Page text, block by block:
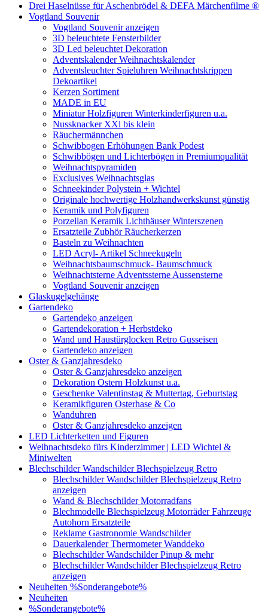
Drei Haselnüsse für Aschenbrödel & DEFA Märchenfilme ®
Vogtland Souvenir
Vogtland Souvenir anzeigen
3D beleuchtete Fensterbilder
3D Led beleuchtet Dekoration
Adventskalender Weihnachtskalender
Adventsleuchter Spieluhren Weihnachtskrippen
Dekoartikel
Kerzen Sortiment
MADE in EU
Miniatur Holzfiguren Winterkinderfiguren u.a.
Nussknacker XXl bis klein
Räuchermännchen
Schwibbogen Erhöhungen Bank Podest
Schwibbögen und Lichterbögen in Premiumqualität
Weihnachtspyramiden
Exclusives Weihnachtsglas
Schneekinder Polystein + Wichtel
Originale hochwertige Holzhandwerkskunst günstig
Keramik und Polyfiguren
Porzellan Keramik Lichthäuser Winterszenen
Ersatzteile Zubhör Räucherkerzen
Basteln zu Weihnachten
LED Acryl- Artikel Schneekugeln
Weihnachtsbaumschmuck- Baumschmuck
Weihnachtsterne Adventssterne Aussensterne
Vogtland Souvenir anzeigen
Glaskugelgehänge
Gartendeko
Gartendeko anzeigen
Gartendekoration + Herbstdeko
Wand und Haustürglocken Retro Gusseisen
Gartendeko anzeigen
Oster & Ganzjahresdeko
Oster & Ganzjahresdeko anzeigen
Dekoration Ostern Holzkunst u.a.
Geschenke Valentinstag & Muttertag, Geburtstag
Keramikfiguren Osterhase & Co
Wanduhren
Oster & Ganzjahresdeko anzeigen
LED Lichterketten und Figuren
Weihnachtsdeko fürs Kinderzimmer | LED Wichtel &
Miniwelten
Blechschilder Wandschilder Blechspielzeug Retro
Blechschilder Wandschilder Blechspielzeug Retro
anzeigen
Wand & Blechschilder Motorradfans
Blechmodelle Blechspielzeug Motorräder Fahrzeuge
Autohorn Ersatzteile
Reklame Gastronomie Wandschilder
Dauerkalender Thermometer Wanddeko
Blechschilder Wandschilder Pinup & mehr
Blechschilder Wandschilder Blechspielzeug Retro
anzeigen
Neuheiten %Sonderangebote%
Neuheiten
%Sonderangebote%